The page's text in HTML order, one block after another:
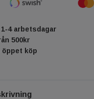
4 arbetsdagar
500kr
öppet köp